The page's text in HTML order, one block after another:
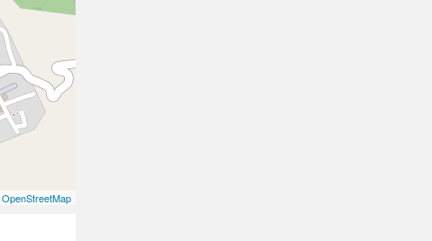
OpenStreetMap